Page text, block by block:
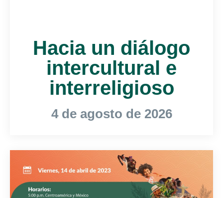
Hacia un diálogo
intercultural e
interreligioso
4 de agosto de 2026